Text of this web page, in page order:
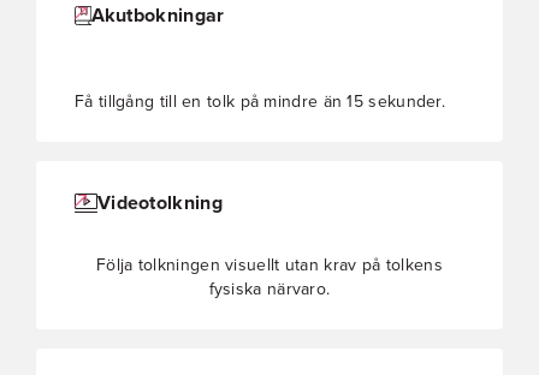
Akutbokningar
Få tillgång till en tolk på mindre än 15 sekunder.
Videotolkning
Följa tolkningen visuellt utan krav på tolkens
fysiska närvaro.